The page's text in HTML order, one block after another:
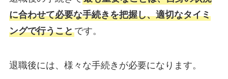
に合わせて必要な手続きを把握し、適切なタイミ
ングで行うことです。
退職後には、様々な手続きが必要になります。